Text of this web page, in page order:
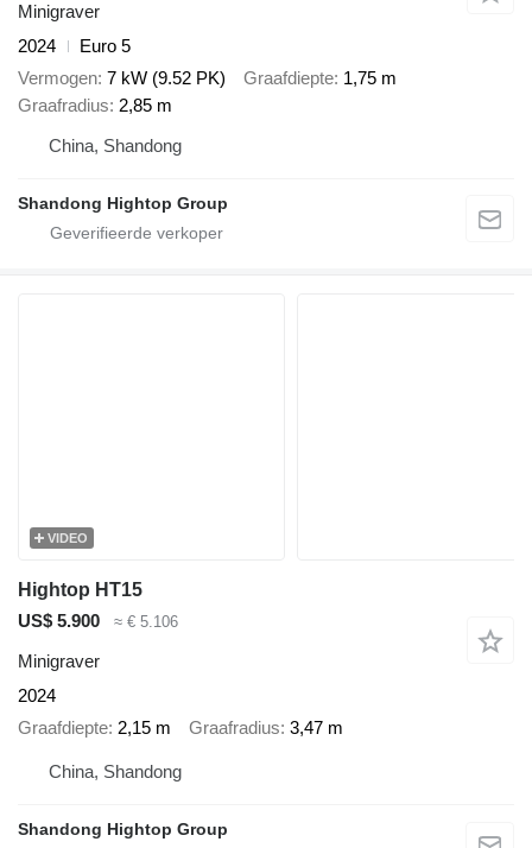
Minigraver
2024
Euro 5
Vermogen 7 kW (9.52 PK) Graafdiepte 1,75 m
Graafradius 2,85 m
China, Shandong
Shandong Hightop Group
VIDEO
Hightop HT15
US$ 5.900
≈ € 5.106
Minigraver
2024
Graafdiepte 2,15 m Graafradius 3,47 m
China, Shandong
Shandong Hightop Group